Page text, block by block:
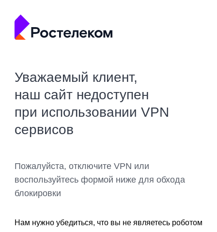
Уважаемый клиент,
наш сайт недоступен
при использовании VPN
сервисов
Пожалуйста, отключите VPN или
воспользуйтесь формой ниже для обхода
блокировки
Нам нужно убедиться, что вы не являетесь роботом